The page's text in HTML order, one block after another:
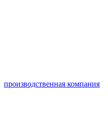
производственная компания